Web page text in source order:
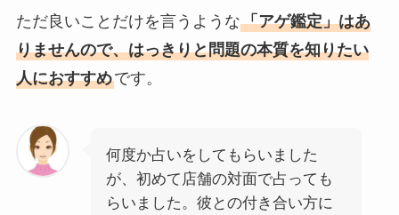
ただ良いことだけを言うような「アゲ鑑定」はあ
りませんので、はっきりと問題の本質を知りたい
人におすすめです。
何度か占いをしてもらいました
が、初めて店舗の対面で占っても
らいました。彼との付き合い方に